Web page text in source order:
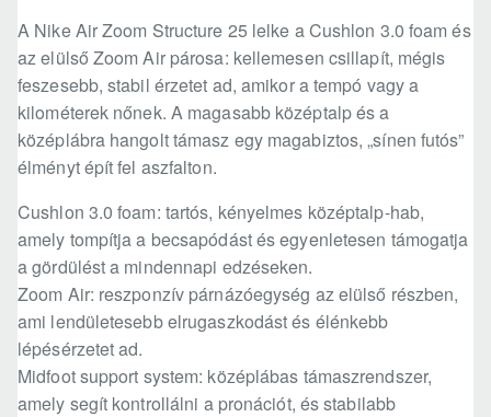
A Nike Air Zoom Structure 25 lelke a Cushlon 3.0 foam és
az elülső Zoom Air párosa: kellemesen csillapít, mégis
feszesebb, stabil érzetet ad, amikor a tempó vagy a
kilométerek nőnek. A magasabb középtalp és a
középlábra hangolt támasz egy magabiztos, „sínen futós”
élményt épít fel aszfalton.
Cushlon 3.0 foam: tartós, kényelmes középtalp-hab,
amely tompítja a becsapódást és egyenletesen támogatja
a gördülést a mindennapi edzéseken.
Zoom Air: reszponzív párnázóegység az elülső részben,
ami lendületesebb elrugaszkodást és élénkebb
lépésérzetet ad.
Midfoot support system: középlábas támaszrendszer,
amely segít kontrollálni a pronációt, és stabilabb